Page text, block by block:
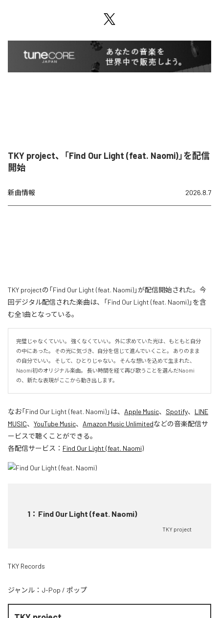
TKY project、「Find Our Light (feat. Naomi)」を配信
開始
新曲情報 2026.8.7
TKY projectの「Find Our Light (feat. Naomi)」が配信開始された。今
回デジタル配信された楽曲は、「Find Our Light (feat. Naomi)」を含
む全1曲となっている。
完璧じゃなくていい。 強くなくていい。 外に求めていた光は、もともと自分
の中にあった。 その光に気づき、自分を信じて進んでいくこと。 ありのまま
の自分でいい。 そして、ひとりじゃない。 そんな想いを込めて生まれた、
Naomi初のオリジナル楽曲。 長い時間を経て再び歌うことを選んだNaomi
の、新たな表現がここから動き出します。
なお「Find Our Light (feat. Naomi)」は、 Apple Music、 Spotify、 LINE
MUSIC、 YouTube Music、 Amazon Music Unlimitedなどの音楽配信サ
ービスで聴くことができる。
各配信サービス： Find Our Light (feat. Naomi)
1 ： Find Our Light (feat. Naomi)
TKY project
TKY Records
ジャンル： J-Pop / ポップ